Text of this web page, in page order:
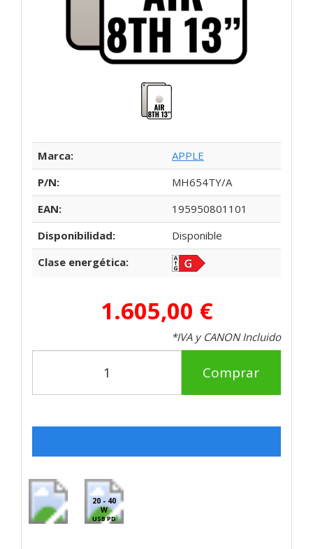
Marca:
APPLE
P/N:
MH654TY/A
EAN:
195950801101
Disponibilidad:
Disponible
Clase energética:
1.605,00 €
*IVA y CANON Incluido
Comprar
20 - 40
W
USB PD